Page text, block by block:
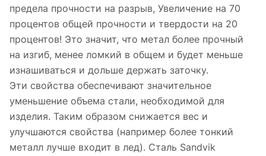
предела прочности на разрыв, Увеличение на 70
процентов общей прочности и твердости на 20
процентов! Это значит, что метал более прочный
на изгиб, менее ломкий в общем и будет меньше
изнашиваться и дольше держать заточку.
Эти свойства обеспечивают значительное
уменьшение объема стали, необходимой для
изделия. Таким образом снижается вес и
улучшаются свойства (например более тонкий
металл лучше входит в лед). Сталь Sandvik